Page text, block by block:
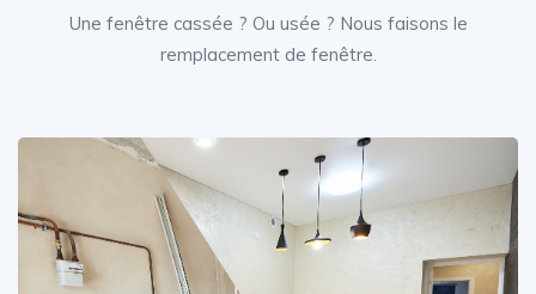
Une fenêtre cassée ? Ou usée ? Nous faisons le
remplacement de fenêtre.